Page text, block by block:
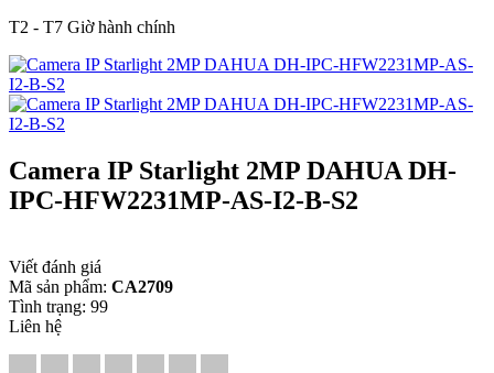
T2 - T7 Giờ hành chính
Camera IP Starlight 2MP DAHUA DH-
IPC-HFW2231MP-AS-I2-B-S2
Viết đánh giá
Mã sản phẩm: CA2709
Tình trạng: 99
Liên hệ